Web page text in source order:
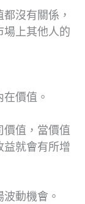
沒有關係，
場上其他人的
價值。
價值，當價值
益就會有所增
動機會。